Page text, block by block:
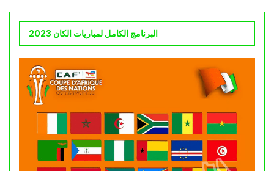
البرنامج الكامل لمباريات الكان 2023